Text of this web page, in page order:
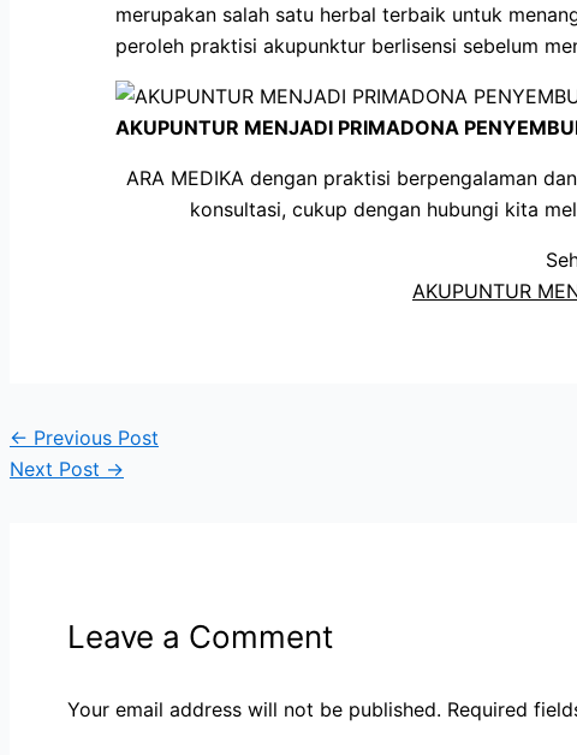
merupakan salah satu herbal terbaik untuk
peroleh praktisi akupunktur berlisensi sebelum
AKUPUNTUR MENJADI PRIMADONA
ARA MEDIKA dengan praktisi berpengalaman
konsultasi, cukup dengan hubungi kita
AKUPUNTUR
← Previous Post
Next Post →
Leave a Comment
Your email address will not be published. Required